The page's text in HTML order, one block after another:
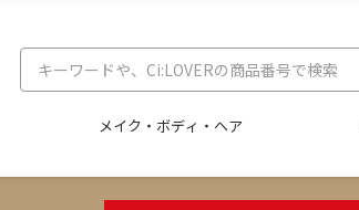
メイク・ボディ・ヘア